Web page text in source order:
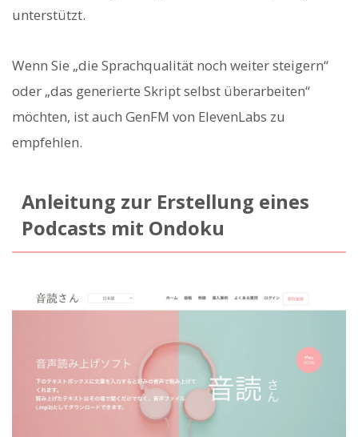
unterstützt.
Wenn Sie „die Sprachqualität noch weiter steigern“
oder „das generierte Skript selbst überarbeiten“
möchten, ist auch GenFM von ElevenLabs zu
empfehlen.
Anleitung zur Erstellung eines
Podcasts mit Ondoku